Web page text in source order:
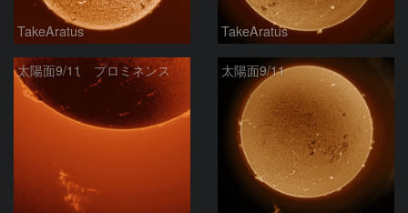
TakeAratus TakeAratus
太陽面9/11 プロミネンス 太陽面9/11